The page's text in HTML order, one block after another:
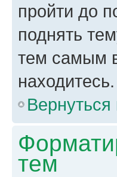
пройти до
поднять
тем самым
находитесь.
Вернуться
тем